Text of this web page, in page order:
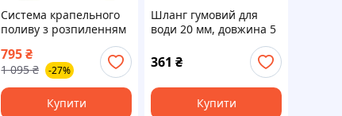
Система крапельного
поливу з розпиленням
«туман» форсунки 20
шт, латунь, 20 м
(POLIV20-20), Чорний
795₴
1 095 ₴ -27%
Купити
Шланг гумовий для
води 20 мм, довжина 5
м. Армований ниткою.
361 ₴
Купити